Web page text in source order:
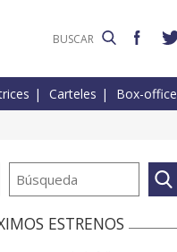
Carteles Box-office
ESTRENOS